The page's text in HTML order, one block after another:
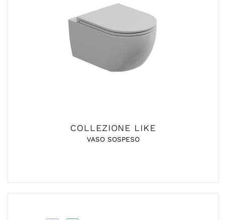
COLLEZIONE LIKE
VASO SOSPESO